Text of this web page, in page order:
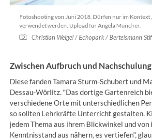
Fotoshooting von Juni 2018. Dürfen nur im Kontext
verwendet werden. Upload für Angela Müncher.
Christian Weigel / Echopark / Bertelsmann
Zwischen Aufbruch und Nachschulung
Diese fanden Tamara Sturm-Schubert und
Dessau-Wörlitz. "Das dortige Gartenreich
verschiedene Orte mit unterschiedlichen
so sollten Lehrkräfte Unterricht gestalten.
jedem Thema aus ihrem Blickwinkel und von
Kenntnisstand aus nähern, es vertiefen",